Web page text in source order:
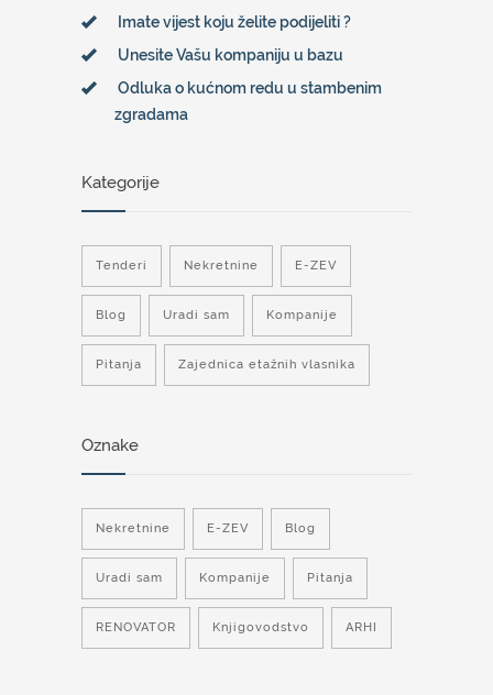
Imate vijest koju želite podijeliti ?
Unesite Vašu kompaniju u bazu
Odluka o kućnom redu u stambenim
zgradama
Kategorije
Tenderi Nekretnine E-ZEV
Blog Uradi sam Kompanije
Pitanja Zajednica etažnih vlasnika
Oznake
Nekretnine E-ZEV Blog
Uradi sam Kompanije Pitanja
RENOVATOR Knjigovodstvo ARHI